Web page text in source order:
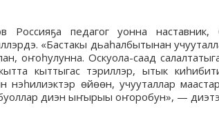
педагог уонна наставник,
«Бастакы дьаһалбытынан
оҥоһулунна. Оскуола-саад
кыттыгас тэриллэр, ытык
өйөөн, учууталлар
диэн ыҥырыы оҥоробун», —